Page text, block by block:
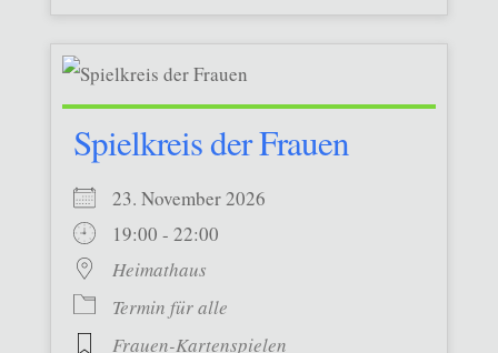
Spielkreis der Frauen
23. November 2026
19:00 - 22:00
Heimathaus
Termin für alle
Frauen-Kartenspielen